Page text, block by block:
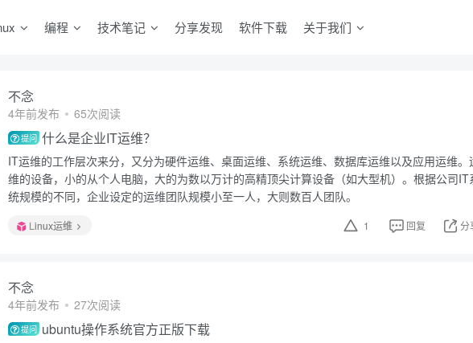
编程 技术笔记 分享发现 软件下载 关于我们
不念
4年前发布 65次阅读
提问 什么是企业IT运维？
IT运维的工作层次来分，又分为硬件运维、桌面运维、系统运维、数据库运维以及应用运维。
维的设备，小的从个人电脑，大的为数以万计的高精顶尖计算设备（如大型机）。根据公司IT
统规模的不同，企业设定的运维团队规模小至一人，大则数百人团队。
Linux运维 1 回复 分
不念
4年前发布 27次阅读
提问 ubuntu操作系统官方正版下载